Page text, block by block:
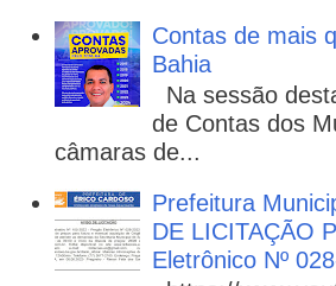
Contas de mais
Bahia
Na sessão
de Contas dos
câmaras de...
Prefeitura
DE LICITAÇÃO
Eletrônico Nº